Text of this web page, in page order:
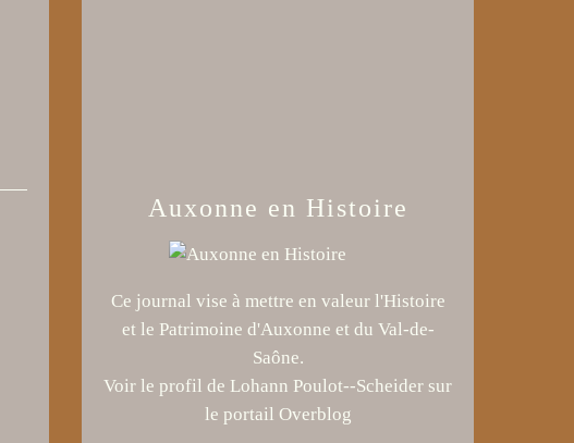
Auxonne en Histoire
Ce journal vise à mettre en valeur l'Histoire
et le Patrimoine d'Auxonne et du Val-de-
Saône.
Voir le profil de Lohann Poulot--Scheider sur
le portail Overblog